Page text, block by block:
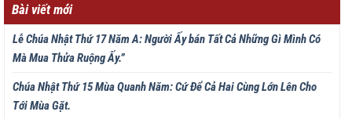
Bài viết mới
Lễ Chúa Nhật Thứ 17 Năm A: Người Ấy bán Tất Cả Những Gì Mình Có
Mà Mua Thửa Ruộng Ấy.”
Chúa Nhật Thứ 15 Mùa Quanh Năm: Cứ Để Cả Hai Cùng Lớn Lên Cho
Tới Mùa Gặt.